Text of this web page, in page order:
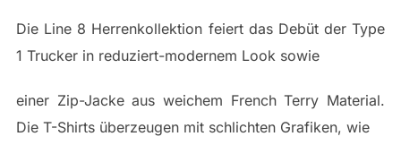
Die Line 8 Herrenkollektion feiert das Debüt der Type
1 Trucker in reduziert-modernem Look sowie
einer Zip-Jacke aus weichem French Terry Material.
Die T-Shirts überzeugen mit schlichten Grafiken, wie